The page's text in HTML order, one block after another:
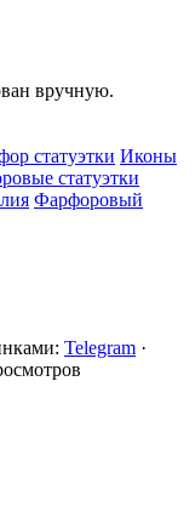
вручную.
статуэтки Иконы
статуэтки
Фарфоровый
Telegram ·